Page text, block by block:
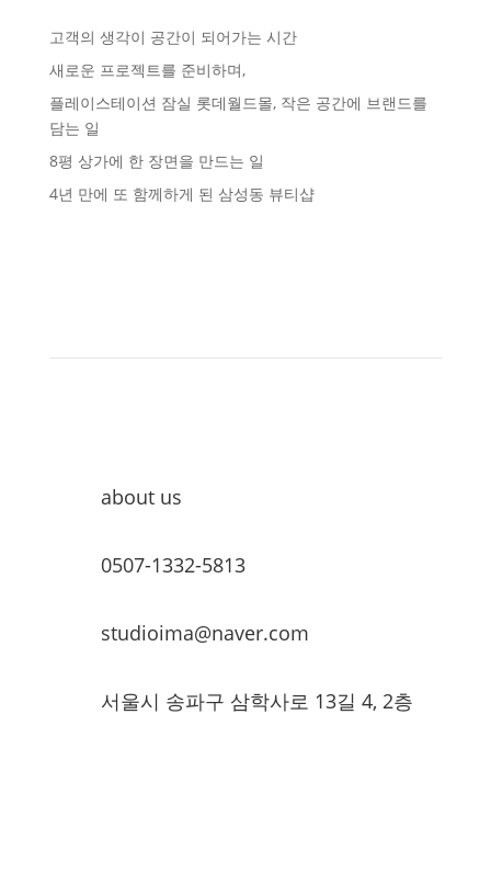
고객의 생각이 공간이 되어가는 시간
새로운 프로젝트를 준비하며,
플레이스테이션 잠실 롯데월드몰, 작은 공간에 브랜드를
담는 일
8평 상가에 한 장면을 만드는 일
4년 만에 또 함께하게 된 삼성동 뷰티샵
about us
0507-1332-5813
studioima@naver.com
서울시 송파구 삼학사로 13길 4, 2층